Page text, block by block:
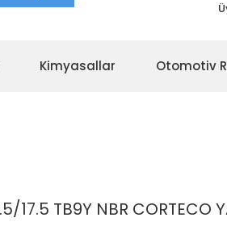
Kimyasallar Otomotiv
17.5 TB9Y NBR CORTECO